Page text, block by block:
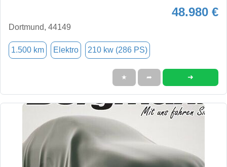
48.980 €
Dortmund, 44149
1.500 km Elektro 210 kw (286 PS)
★ ➦ ➜